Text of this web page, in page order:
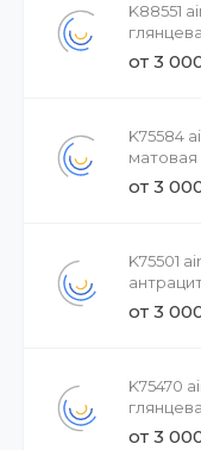
K88551
от 3
K75584
от 3
K75501
от 3
K75470
от 3